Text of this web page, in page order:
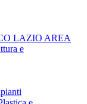
LAZIO AREA
e